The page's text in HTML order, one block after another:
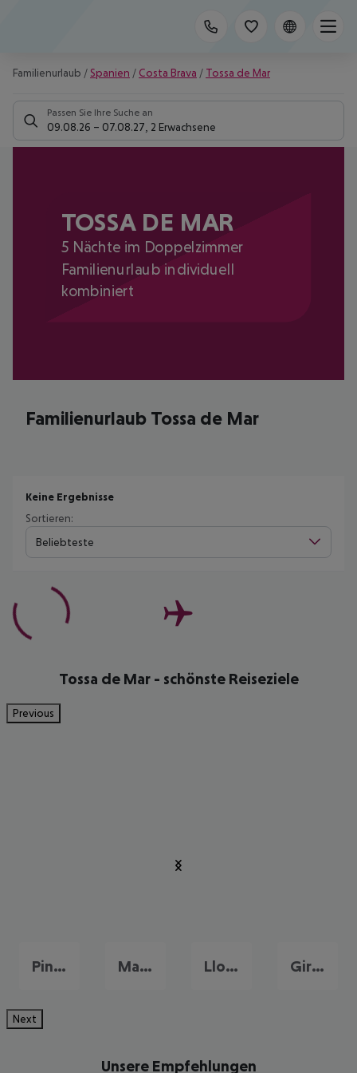
Familienurlaub / Spanien / Costa Brava / Tossa de Mar
Passen Sie Ihre Suche an
09.08.26 – 07.08.27 2 Erwachsene
TOSSA DE MAR
5 Nächte im Doppelzimmer
Familienurlaub individuell
kombiniert
Familienurlaub Tossa de Mar
Keine Ergebnisse
Sortieren:
Beliebteste
Tossa de Mar - schönste Reiseziele
Previous
Pineda de Mar Malgrat de Mar Lloret de Mar Girona
Next
Unsere Empfehlungen